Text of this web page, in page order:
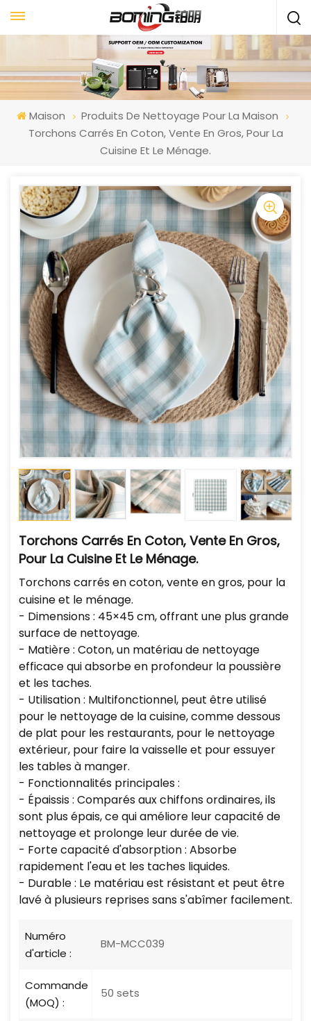
Maison
Produits De Nettoyage Pour La Maison
Torchons Carrés En Coton, Vente En Gros, Pour La
Cuisine Et Le Ménage.
Torchons Carrés En Coton, Vente En Gros,
Pour La Cuisine Et Le Ménage.
Torchons carrés en coton, vente en gros, pour la
cuisine et le ménage.
- Dimensions : 45×45 cm, offrant une plus grande
surface de nettoyage.
- Matière : Coton, un matériau de nettoyage
efficace qui absorbe en profondeur la poussière
et les taches.
- Utilisation : Multifonctionnel, peut être utilisé
pour le nettoyage de la cuisine, comme dessous
de plat pour les restaurants, pour le nettoyage
extérieur, pour faire la vaisselle et pour essuyer
les tables à manger.
- Fonctionnalités principales :
- Épaissis : Comparés aux chiffons ordinaires, ils
sont plus épais, ce qui améliore leur capacité de
nettoyage et prolonge leur durée de vie.
- Forte capacité d'absorption : Absorbe
rapidement l'eau et les taches liquides.
- Durable : Le matériau est résistant et peut être
lavé à plusieurs reprises sans s'abîmer facilement.
Numéro
d'article :
BM-MCC039
Commande
(MOQ) :
50 sets